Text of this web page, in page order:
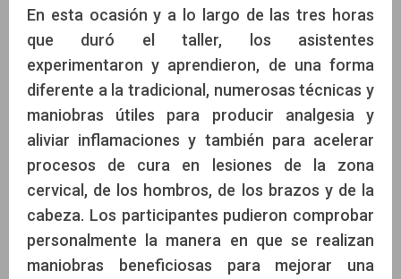
En esta ocasión y a lo largo de las tres horas
que duró el taller, los asistentes
experimentaron y aprendieron, de una forma
diferente a la tradicional, numerosas técnicas y
maniobras útiles para producir analgesia y
aliviar inflamaciones y también para acelerar
procesos de cura en lesiones de la zona
cervical, de los hombros, de los brazos y de la
cabeza. Los participantes pudieron comprobar
personalmente la manera en que se realizan
maniobras beneficiosas para mejorar una